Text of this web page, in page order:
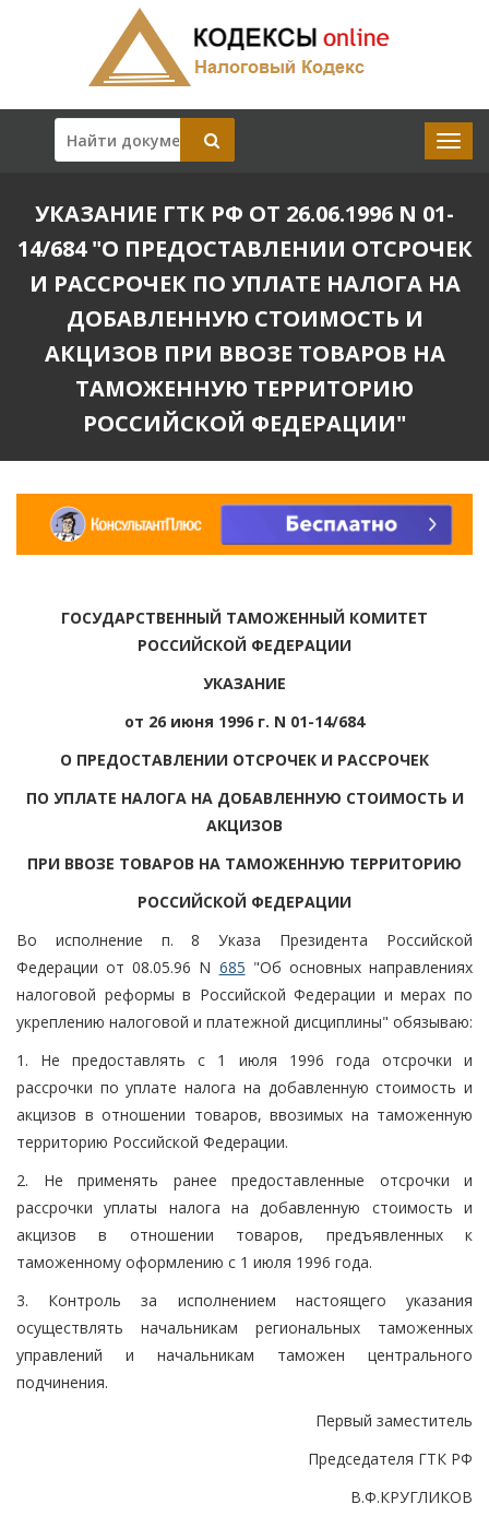
УКАЗАНИЕ ГТК РФ ОТ 26.06.1996 N 01-
14/684 "О ПРЕДОСТАВЛЕНИИ ОТСРОЧЕК
И РАССРОЧЕК ПО УПЛАТЕ НАЛОГА НА
ДОБАВЛЕННУЮ СТОИМОСТЬ И
АКЦИЗОВ ПРИ ВВОЗЕ ТОВАРОВ НА
ТАМОЖЕННУЮ ТЕРРИТОРИЮ
РОССИЙСКОЙ ФЕДЕРАЦИИ"
ГОСУДАРСТВЕННЫЙ ТАМОЖЕННЫЙ КОМИТЕТ
РОССИЙСКОЙ ФЕДЕРАЦИИ
УКАЗАНИЕ
от 26 июня 1996 г. N 01-14/684
О ПРЕДОСТАВЛЕНИИ ОТСРОЧЕК И РАССРОЧЕК
ПО УПЛАТЕ НАЛОГА НА ДОБАВЛЕННУЮ СТОИМОСТЬ И
АКЦИЗОВ
ПРИ ВВОЗЕ ТОВАРОВ НА ТАМОЖЕННУЮ ТЕРРИТОРИЮ
РОССИЙСКОЙ ФЕДЕРАЦИИ
Во исполнение п. 8 Указа Президента Российской
Федерации от 08.05.96 N 685 "Об основных направлениях
налоговой реформы в Российской Федерации и мерах по
укреплению налоговой и платежной дисциплины" обязываю:
1. Не предоставлять с 1 июля 1996 года отсрочки и
рассрочки по уплате налога на добавленную стоимость и
акцизов в отношении товаров, ввозимых на таможенную
территорию Российской Федерации.
2. Не применять ранее предоставленные отсрочки и
рассрочки уплаты налога на добавленную стоимость и
акцизов в отношении товаров, предъявленных к
таможенному оформлению с 1 июля 1996 года.
3. Контроль за исполнением настоящего указания
осуществлять начальникам региональных таможенных
управлений и начальникам таможен центрального
подчинения.
Первый заместитель
Председателя ГТК РФ
В.Ф.КРУГЛИКОВ